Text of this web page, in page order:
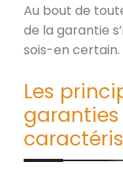
Au bout de
de la garantie
sois-en certain.
Les
garanties